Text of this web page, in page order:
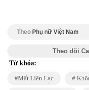
Theo Phụ nữ Việt Nam
Theo dõi
Từ khóa:
Mất Liên Lạc